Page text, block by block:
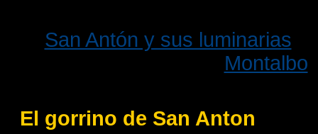
San Antón y sus luminarias
Montalbo
El gorrino de San Anton